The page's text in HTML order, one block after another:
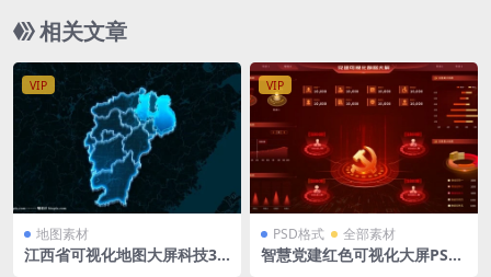
PNG组件包
相关文章
VIP
地图素材
江西省可视化地图大屏科技3D
VIP
PSD格式 全部素材
智慧党建红色可视化大屏PSD